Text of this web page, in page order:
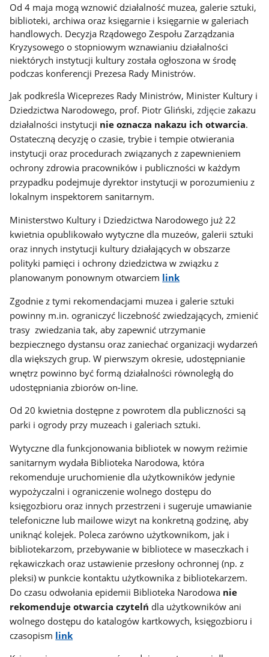
Od 4 maja mogą wznowić działalność muzea, galerie sztuki,
biblioteki, archiwa oraz księgarnie i księgarnie w galeriach
handlowych. Decyzja Rządowego Zespołu Zarządzania
Kryzysowego o stopniowym wznawianiu działalności
niektórych instytucji kultury została ogłoszona w środę
podczas konferencji Prezesa Rady Ministrów.
Jak podkreśla Wiceprezes Rady Ministrów, Minister Kultury i
Dziedzictwa Narodowego, prof. Piotr Gliński, zdjęciezakazu
działalności instytucji nie oznacza nakazu ich otwarcia.
Ostateczną decyzję o czasie, trybie i tempie otwierania
instytucji oraz procedurach związanych z zapewnieniem
ochrony zdrowia pracowników i publiczności w każdym
przypadku podejmuje dyrektor instytucji w porozumieniu z
lokalnym inspektorem sanitarnym.
Ministerstwo Kultury i Dziedzictwa Narodowego już 22
kwietnia opublikowało wytyczne dla muzeów, galerii sztuki
oraz innych instytucji kultury działających w obszarze
polityki pamięci i ochrony dziedzictwa w związku z
planowanym ponownym otwarciem link
Zgodnie z tymi rekomendacjami muzea i galerie sztuki
powinny m.in. ograniczyć liczebność zwiedzających, zmienić
trasy zwiedzania tak, aby zapewnić utrzymanie
bezpiecznego dystansu oraz zaniechać organizacji wydarzeń
dla większych grup. W pierwszym okresie, udostępnianie
wnętrz powinno być formą działalności równoległą do
udostępniania zbiorów on-line.
Od 20 kwietnia dostępne z powrotem dla publiczności są
parki i ogrody przy muzeach i galeriach sztuki.
Wytyczne dla funkcjonowania bibliotek w nowym reżimie
sanitarnym wydała Biblioteka Narodowa, która
rekomenduje uruchomienie dla użytkowników jedynie
wypożyczalni i ograniczenie wolnego dostępu do
księgozbioru oraz innych przestrzeni i sugeruje umawianie
telefoniczne lub mailowe wizyt na konkretną godzinę, aby
uniknąć kolejek. Poleca zarówno użytkownikom, jak i
bibliotekarzom, przebywanie w bibliotece w maseczkach i
rękawiczkach oraz ustawienie przesłony ochronnej (np. z
pleksi) w punkcie kontaktu użytkownika z bibliotekarzem.
Do czasu odwołania epidemii Biblioteka Narodowa nie
rekomenduje otwarcia czytelń dla użytkowników ani
wolnego dostępu do katalogów kartkowych, księgozbioru i
czasopism link